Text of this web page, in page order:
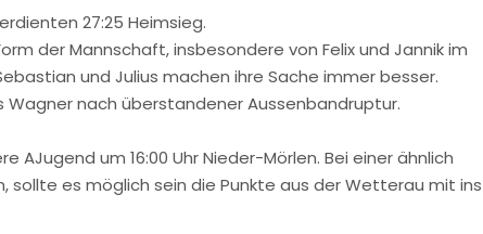
27:25 Heimsieg.
der Mannschaft, insbesondere von Felix und Jannik im
und Julius machen ihre Sache immer besser.
Wagner nach überstandener Aussenbandruptur.
um 16:00 Uhr Nieder-Mörlen. Bei einer ähnlich
sollte es möglich sein die Punkte aus der Wetterau mit ins